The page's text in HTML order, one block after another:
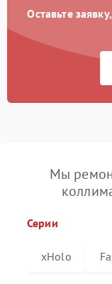
Оставьте
Мы
Серии
xHolo